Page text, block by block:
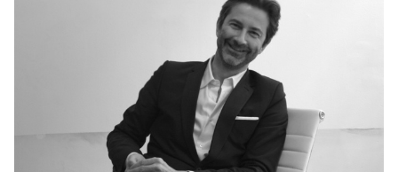
ワークスタイル
妊娠/出産/家族